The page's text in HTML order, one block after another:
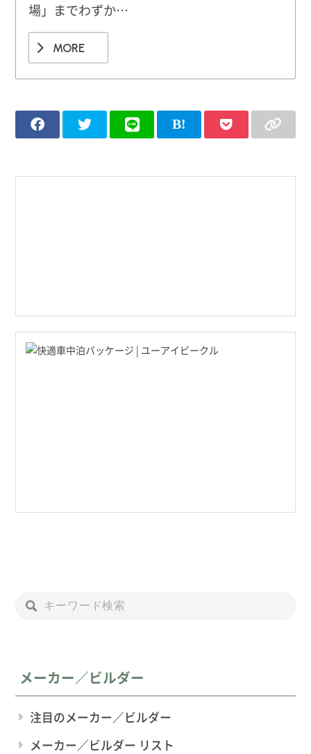
場」までわずか…
MORE
メーカー／ビルダー
注目のメーカー／ビルダー
メーカー／ビルダー リスト